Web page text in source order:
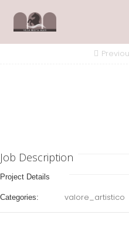
Job Description
Project Details
Categories: valore_artistico